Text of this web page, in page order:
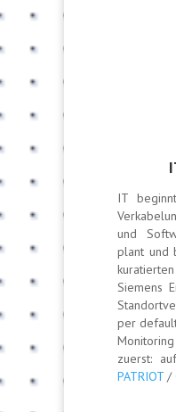
IT
und
plant und
Siemens
per
zuerst:
PATRIOT /